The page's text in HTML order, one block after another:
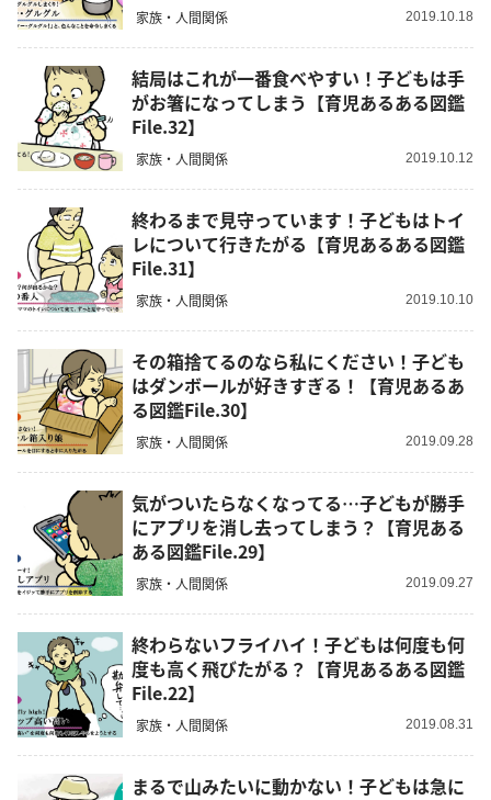
家族・人間関係 2019.10.18
結局はこれが一番食べやすい！子どもは手
がお箸になってしまう【育児あるある図鑑
File.32】
家族・人間関係 2019.10.12
終わるまで見守っています！子どもはトイ
レについて行きたがる【育児あるある図鑑
File.31】
家族・人間関係 2019.10.10
その箱捨てるのなら私にください！子ども
はダンボールが好きすぎる！【育児あるあ
る図鑑File.30】
家族・人間関係 2019.09.28
気がついたらなくなってる…子どもが勝手
にアプリを消し去ってしまう？【育児ある
ある図鑑File.29】
家族・人間関係 2019.09.27
終わらないフライハイ！子どもは何度も何
度も高く飛びたがる？【育児あるある図鑑
File.22】
家族・人間関係 2019.08.31
まるで山みたいに動かない！子どもは急に